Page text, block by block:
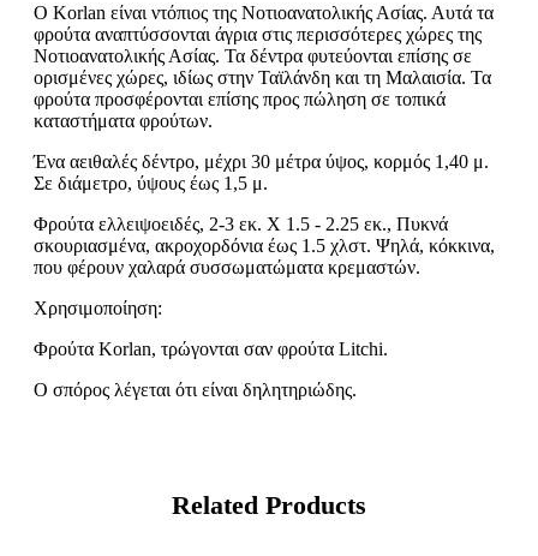
Ο Korlan είναι ντόπιος της Νοτιοανατολικής Ασίας. Αυτά τα
φρούτα αναπτύσσονται άγρια στις περισσότερες χώρες της
Νοτιοανατολικής Ασίας. Τα δέντρα φυτεύονται επίσης σε
ορισμένες χώρες, ιδίως στην Ταϊλάνδη και τη Μαλαισία. Τα
φρούτα προσφέρονται επίσης προς πώληση σε τοπικά
καταστήματα φρούτων.
Ένα αειθαλές δέντρο, μέχρι 30 μέτρα ύψος, κορμός 1,40 μ.
Σε διάμετρο, ύψους έως 1,5 μ.
Φρούτα ελλειψοειδές, 2-3 εκ. X 1.5 - 2.25 εκ., Πυκνά
σκουριασμένα, ακροχορδόνια έως 1.5 χλστ. Ψηλά, κόκκινα,
που φέρουν χαλαρά συσσωματώματα κρεμαστών.
Χρησιμοποίηση:
Φρούτα Korlan, τρώγονται σαν φρούτα Litchi.
Ο σπόρος λέγεται ότι είναι δηλητηριώδης.
Related Products